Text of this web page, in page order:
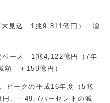
末見込 1兆9,811億円） 増
ベース 1兆4,122億円（7年
＋159億円）
ピークの平成16年度（5兆
、－49.7パーセントの減